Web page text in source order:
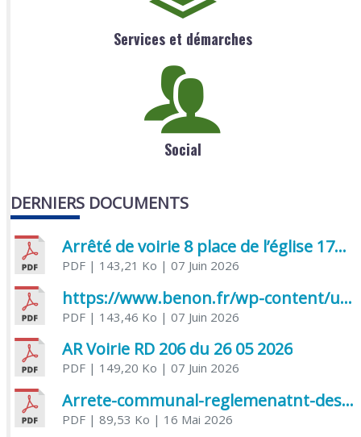
Services et démarches
Social
DERNIERS DOCUMENTS
Arrêté de voirie 8 place de l’église 17170 Benon
PDF| 143,21 Ko | 07 Juin 2026
https://www.benon.fr/wp-content/uploads/2026/06/AR-Voirie-Chemin-de-Lafond-du-26-05-2026.pdf
PDF| 143,46 Ko | 07 Juin 2026
AR Voirie RD 206 du 26 05 2026
PDF| 149,20 Ko | 07 Juin 2026
Arrete-communal-reglemenatnt-des-bruits-de-voisinage-et-des-activites-bruyantes
PDF| 89,53 Ko | 16 Mai 2026